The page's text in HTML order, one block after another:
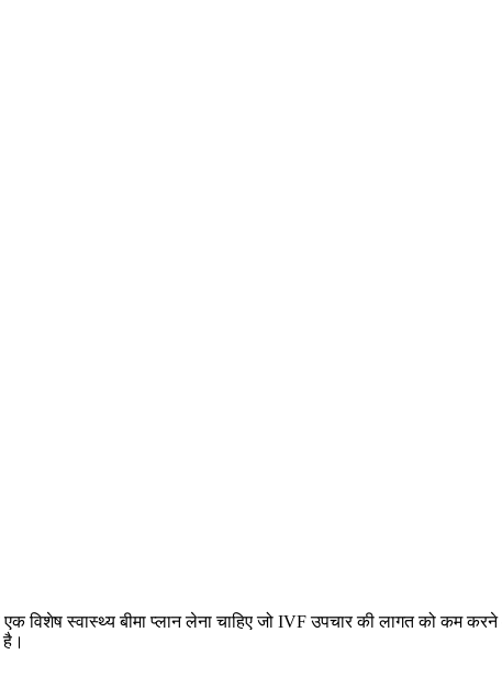
विशेष स्वास्थ्य बीमा प्लान लेना चाहिए जो IVF उपचार की लागत को कम